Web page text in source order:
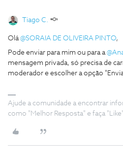
Tiago C.
Olá@SORAIA DE OLIVEIRA PINTO,
Pode enviar para mim ou para a
mensagem privada, só precisa de
moderador e escolher a opção
Ajude a comunidade a encontrar
como "Melhor Resposta" e faça